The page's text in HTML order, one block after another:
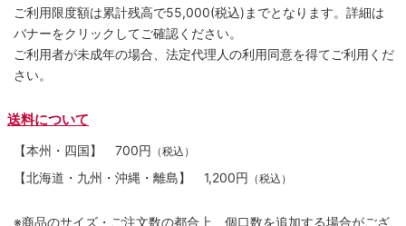
ご利用限度額は累計残高で55,000(税込)までとなります。詳細は
バナーをクリックしてご確認ください。
ご利用者が未成年の場合、法定代理人の利用同意を得てご利用くだ
さい。
送料について
【本州・四国】 700円 （税込）
【北海道・九州・沖縄・離島】 1,200円 （税込）
※商品のサイズ・ご注文数の都合上、個口数を追加する場合がござ